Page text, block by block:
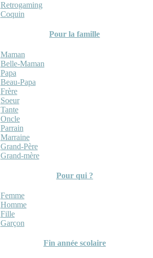
Retrogaming
Coquin
Pour la famille
Maman
Belle-Maman
Papa
Beau-Papa
Frère
Soeur
Tante
Oncle
Parrain
Marraine
Grand-Père
Grand-mère
Pour qui ?
Femme
Homme
Fille
Garçon
Fin année scolaire